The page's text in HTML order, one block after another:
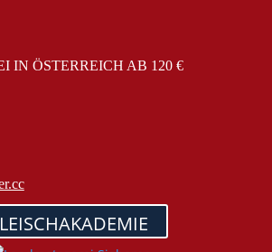
IN ÖSTERREICH AB 120 €